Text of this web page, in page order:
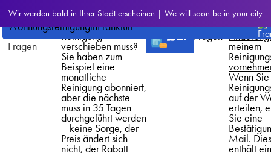
Wir werden bald in Ihrer Stadt erscheinen | We will soon be in your city
Frankfurt
>Häufig
gestellte
Fragen
ich ein Abonnement
habe, aber meine
Reinigung
verschieben muss?
Sie haben zum
Beispiel eine
monatliche
Reinigung abonniert,
aber die nächste
muss in 35 Tagen
durchgeführt werden
– keine Sorge, der
Preis ändert sich
nicht, der Rabatt
Fensterreinigung
bestellen
buchen
häufig
gestellteWie
meinem
Wenn
auf der
erteilen,
Sie eine
Mail.
enthält